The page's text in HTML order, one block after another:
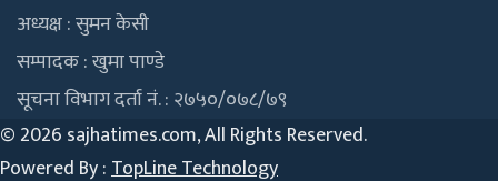
अध्यक्ष : सुमन केसी
सम्पादक : खुमा पाण्डे
सूचना विभाग दर्ता नं. : २७५०/०७८/७९
© 2026 sajhatimes.com, All Rights Reserved.
Powered By :TopLine Technology